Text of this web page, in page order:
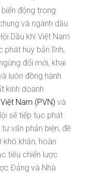
động trong
và ngành dầu
Dầu khí Việt Nam
phát huy bản lĩnh,
đổi mới, khai
luôn đồng hành
kinh doanh
Nam (PVN) và
sẽ tiếp tục phát
vấn phản biện, đề
khó khăn, hoàn
tiêu chiến lược
Đảng và Nhà